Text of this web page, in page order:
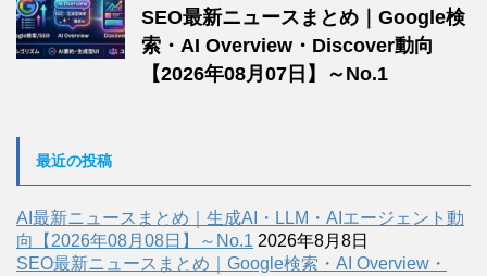
SEO最新ニュースまとめ｜Google検
索・AI Overview・Discover動向
【2026年08月07日】～No.1
最近の投稿
AI最新ニュースまとめ｜生成AI・LLM・AIエージェント動
向【2026年08月08日】～No.1 2026年8月8日
SEO最新ニュースまとめ｜Google検索・AI Overview・